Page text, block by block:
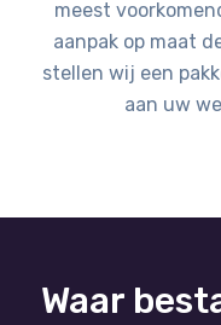
meest
aanpak op maat
stellen wij een
aan uw
Waar